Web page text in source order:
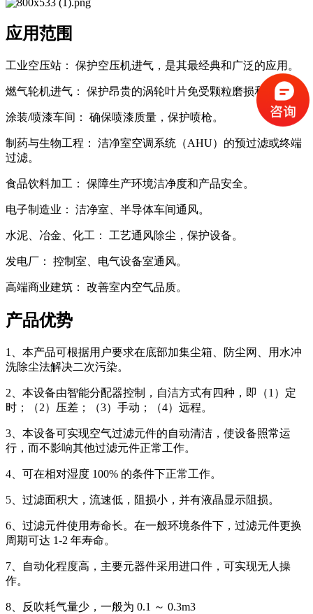
应用范围
工业空压站： 保护空压机进气，是其最经典和广泛的应用。
燃气轮机进气： 保护昂贵的涡轮叶片免受颗粒磨损和结垢。
涂装/喷漆车间： 确保喷漆质量，保护喷枪。
制药与生物工程： 洁净室空调系统（AHU）的预过滤或终端
过滤。
食品饮料加工： 保障生产环境洁净度和产品安全。
电子制造业： 洁净室、半导体车间通风。
水泥、冶金、化工： 工艺通风除尘，保护设备。
发电厂： 控制室、电气设备室通风。
高端商业建筑： 改善室内空气品质。
产品优势
1、本产品可根据用户要求在底部加集尘箱、防尘网、用水冲
洗除尘法解决二次污染。
2、本设备由智能分配器控制，自洁方式有四种，即（1）定
时；（2）压差；（3）手动；（4）远程。
3、本设备可实现空气过滤元件的自动清洁，使设备照常运
行，而不影响其他过滤元件正常工作。
4、可在相对湿度 100% 的条件下正常工作。
5、过滤面积大，流速低，阻损小，并有液晶显示阻损。
6、过滤元件使用寿命长。在一般环境条件下，过滤元件更换
周期可达 1-2 年寿命。
7、自动化程度高，主要元器件采用进口件，可实现无人操
作。
8、反吹耗气量少，一般为 0.1 ～ 0.3m3